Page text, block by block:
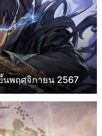
นพฤศจิกายน 2567